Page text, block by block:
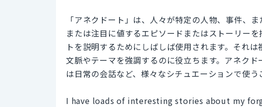
「アネクドート」は、人々が特定の人物、事件、
または注目に値するエピソードまたはストーリー
トを説明するためにしばしば使用されます。それ
文脈やテーマを強調するのに役立ちます。アネク
は日常の会話など、様々なシチュエーションで使う
I have loads of interesting stories about my